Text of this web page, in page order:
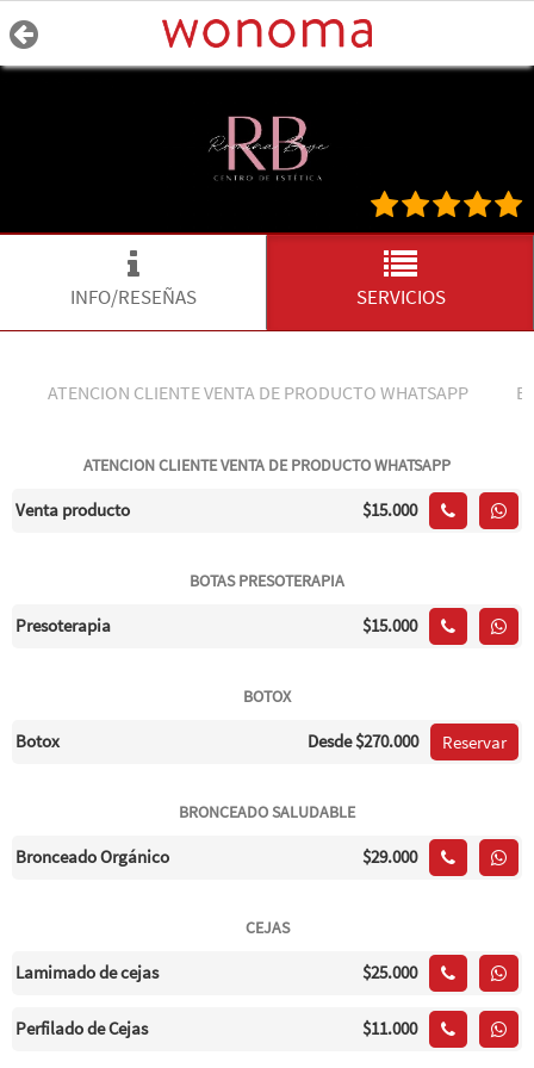
INFO/RESEÑAS SERVICIOS
ATENCION CLIENTE VENTA DE PRODUCTO WHATSAPP
ATENCION CLIENTE VENTA DE PRODUCTO WHATSAPP
Venta producto $15.000
BOTAS PRESOTERAPIA
Presoterapia $15.000
BOTOX
Botox Desde$270.000 Reservar
BRONCEADO SALUDABLE
Bronceado Orgánico $29.000
CEJAS
Lamimado de cejas $25.000
Perfilado de Cejas $11.000